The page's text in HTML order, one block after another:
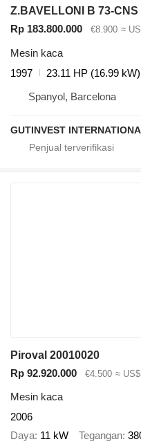
Z.BAVELLONI B 73-CNS
Rp 183.800.000
€8.900 ≈
Mesin kaca
1997
23.11 HP (16.99 kW)
Spanyol, Barcelona
GUTINVEST
Piroval 20010020
Rp 92.920.000
€4.500 ≈
Mesin kaca
2006
Daya 11 kW Tegangan